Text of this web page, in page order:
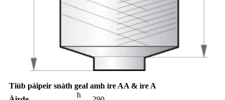
Tiùb pàipeir snàth geal amh ìre AA & ìre A
h